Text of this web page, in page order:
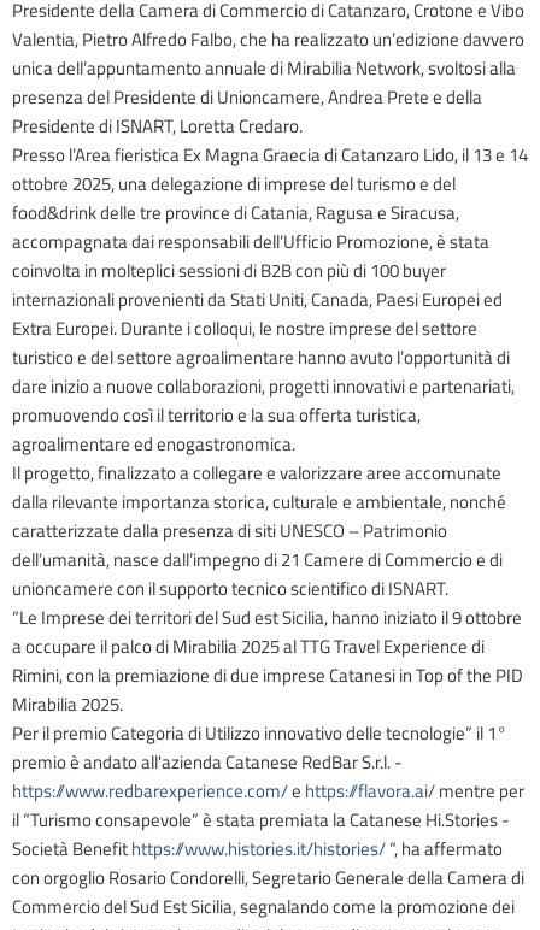
Presidente della Camera di Commercio di Catanzaro, Crotone e Vibo
Valentia, Pietro Alfredo Falbo, che ha realizzato un’edizione davvero
unica dell’appuntamento annuale di Mirabilia Network, svoltosi alla
presenza del Presidente di Unioncamere, Andrea Prete e della
Presidente di ISNART, Loretta Credaro.
Presso l’Area fieristica Ex Magna Graecia di Catanzaro Lido, il 13 e 14
ottobre 2025, una delegazione di imprese del turismo e del
food&drink delle tre province di Catania, Ragusa e Siracusa,
accompagnata dai responsabili dell’Ufficio Promozione, è stata
coinvolta in molteplici sessioni di B2B con più di 100 buyer
internazionali provenienti da Stati Uniti, Canada, Paesi Europei ed
Extra Europei. Durante i colloqui, le nostre imprese del settore
turistico e del settore agroalimentare hanno avuto l’opportunità di
dare inizio a nuove collaborazioni, progetti innovativi e partenariati,
promuovendo così il territorio e la sua offerta turistica,
agroalimentare ed enogastronomica.
Il progetto, finalizzato a collegare e valorizzare aree accomunate
dalla rilevante importanza storica, culturale e ambientale, nonché
caratterizzate dalla presenza di siti UNESCO – Patrimonio
dell’umanità, nasce dall’impegno di 21 Camere di Commercio e di
unioncamere con il supporto tecnico scientifico di ISNART.
“Le Imprese dei territori del Sud est Sicilia, hanno iniziato il 9 ottobre
a occupare il palco di Mirabilia 2025 al TTG Travel Experience di
Rimini, con la premiazione di due imprese Catanesi in Top of the PID
Mirabilia 2025.
Per il premio Categoria di Utilizzo innovativo delle tecnologie” il 1°
premio è andato all'azienda Catanese RedBar S.r.l. -
https://www.redbarexperience.com/e https://flavora.ai/mentre per
il “Turismo consapevole” è stata premiata la Catanese Hi.Stories -
Società Benefithttps://www.histories.it/histories/“, ha affermato
con orgoglio Rosario Condorelli, Segretario Generale della Camera di
Commercio del Sud Est Sicilia, segnalando come la promozione dei